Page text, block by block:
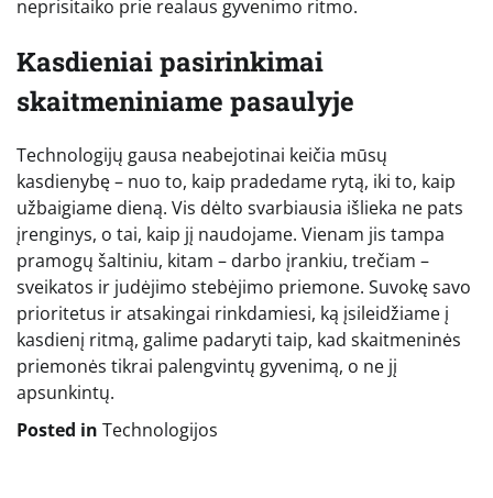
neprisitaiko prie realaus gyvenimo ritmo.
Kasdieniai pasirinkimai
skaitmeniniame pasaulyje
Technologijų gausa neabejotinai keičia mūsų
kasdienybę – nuo to, kaip pradedame rytą, iki to, kaip
užbaigiame dieną. Vis dėlto svarbiausia išlieka ne pats
įrenginys, o tai, kaip jį naudojame. Vienam jis tampa
pramogų šaltiniu, kitam – darbo įrankiu, trečiam –
sveikatos ir judėjimo stebėjimo priemone. Suvokę savo
prioritetus ir atsakingai rinkdamiesi, ką įsileidžiame į
kasdienį ritmą, galime padaryti taip, kad skaitmeninės
priemonės tikrai palengvintų gyvenimą, o ne jį
apsunkintų.
Posted in Technologijos